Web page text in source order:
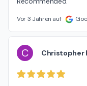
Vor 3 Jahren auf
C Christopher